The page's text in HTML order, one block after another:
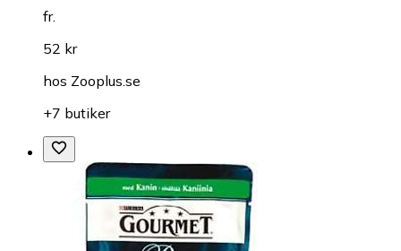
fr.
52 kr
hos Zooplus.se
+7 butiker